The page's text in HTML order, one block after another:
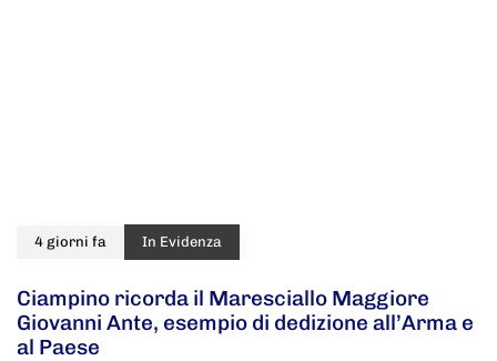
4 giorni fa In Evidenza
Ciampino ricorda il Maresciallo Maggiore
Giovanni Ante, esempio di dedizione all’Arma e
al Paese